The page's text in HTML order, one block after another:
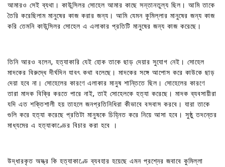
আমারও সেই ব্যথা। কাউন্সিলর সোহেল আমার কাছে সন্তানতুল্য ছিল। আমি তাকে
তৈরি করেছিলাম মানুষের কাজ করার জন্য। আমি যেমন কুমিল্লার মানুষের জন্য কাজ
করি তেমনি কাউন্সিলর সোহেল এ এলাকার প্রতিটি মানুষের জন্য কাজ করেছে।
তিনি আরও বলেন, হত্যাকারি যেই হোক তাকে ছাড় দেয়ার সুযোগ নেই। সোহেল
মাদকের বিরুদ্ধে দীর্ঘদিন যাবৎ কথা বলেছে। মাদকের সঙ্গে আপোস করে কাউকে ছাড়
দেয়া হবে না। সোহেলের কারণে এলাকার মানুষ শান্তিতে ছিল। সোহেলের কারণে
তারা মাদক বিক্রি করতে পারে নাই, তাই সোহেলকে হত্যা করেছে। মাদক ব্যবসায়ীরা
যদি এত শক্তিশালী হয় তাহলে জনপ্রতিনিধিরা কীভাবে বসবাস করবে। যারা তাকে
গুলি করে হত্যা করেছে প্রতিটা মানুষকে চিহ্নিত করে নিয়ে আসা হবে। সুষ্ঠু তদন্তের
মাধ্যমের এ হত্যাকাণ্ডের বিচার করা হবে ।
উদ্ধারকৃত অস্ত্র কি হত্যাকাণ্ডে ব্যবহার হয়েছে এমন প্রশ্নের জবাবে কুমিল্লা